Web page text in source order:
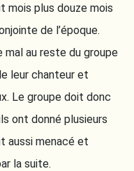
mois plus douze mois
de l’époque.
au reste du groupe
leur chanteur et
Le groupe doit donc
ont donné plusieurs
aussi menacé et
la suite.